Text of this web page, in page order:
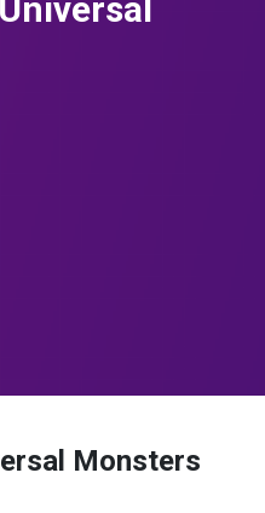
Monsters